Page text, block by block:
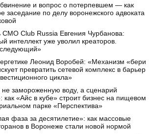
и вопрос о потерпевшем — как
заседание по делу воронежского адвоката
CMO Club Russia Евгения Чурбанова:
интеллект уже уволил креаторов.
Леонид Воробей: «Механизм «бери
превратить сетевой комплекс в барьер
цикла»
замороженную воду, а сценарий
как «Айс в кубе» строит бизнес на пищевом
парке «Перспектива»
фаза за десятилетие»: как массовые
в Воронеже стали новой нормой